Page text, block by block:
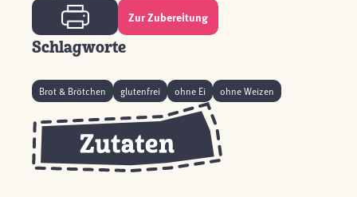
Zur Zubereitung
Schlagworte
Brot & Brötchen glutenfrei ohne Ei ohne Weizen